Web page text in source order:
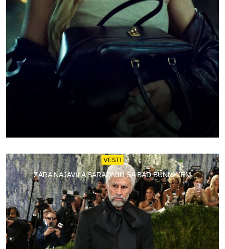
VESTI
ZARA NAJAVILA SARADNJU SA BAD BUNNYJEM